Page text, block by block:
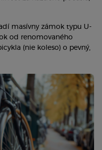
masívny zámok typu U-
od renomovaného
(nie koleso) o pevný,